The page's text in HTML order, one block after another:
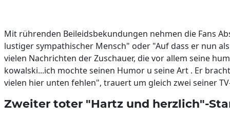
Mit rührenden Beileidsbekundungen nehmen die Fans
lustiger sympathischer Mensch" oder "Auf dass er nun
vielen Nachrichten der Zuschauer, die vor allem seine
kowalski...ich mochte seinen Humor u seine Art . Er
vielen hier unten fehlen", trauert um gleich zwei seiner
Zweiter toter "Hartz und herzlich"-